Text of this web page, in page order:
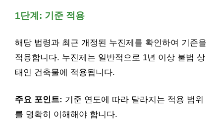
1단계: 기준 적용
해당 법령과 최근 개정된 누진제를 확인하여 기준을
적용합니다. 누진제는 일반적으로 1년 이상 불법 상
태인 건축물에 적용됩니다.
주요 포인트: 기준 연도에 따라 달라지는 적용 범위
를 명확히 이해해야 합니다.